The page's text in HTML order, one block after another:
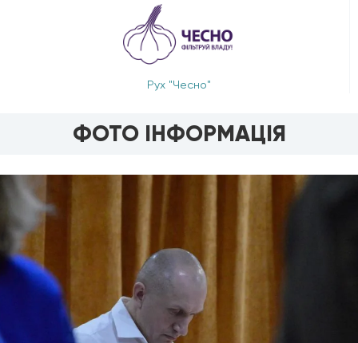
Рух "Чесно"
ФОТО ІНФОРМАЦІЯ